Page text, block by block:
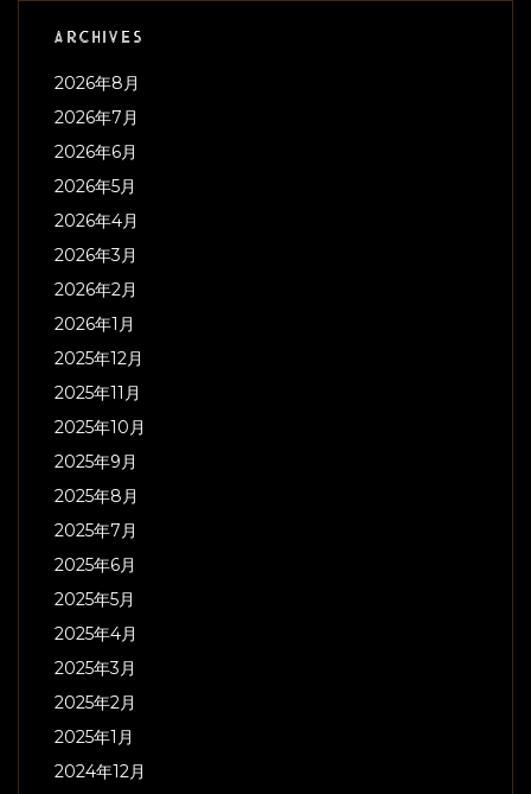
ARCHIVES
2026年8月
2026年7月
2026年6月
2026年5月
2026年4月
2026年3月
2026年2月
2026年1月
2025年12月
2025年11月
2025年10月
2025年9月
2025年8月
2025年7月
2025年6月
2025年5月
2025年4月
2025年3月
2025年2月
2025年1月
2024年12月